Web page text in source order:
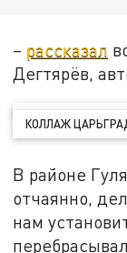
– рассказал
Дегтярёв,
КОЛЛАЖ
В районе
отчаянно,
нам